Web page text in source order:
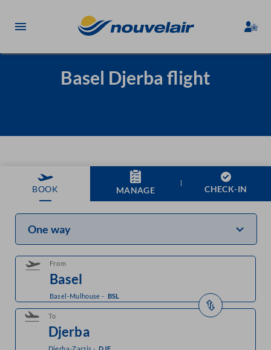
Basel Djerba flight
BOOK MANAGE CHECK-IN
One way
From
Basel-Mulhouse - BSL
To